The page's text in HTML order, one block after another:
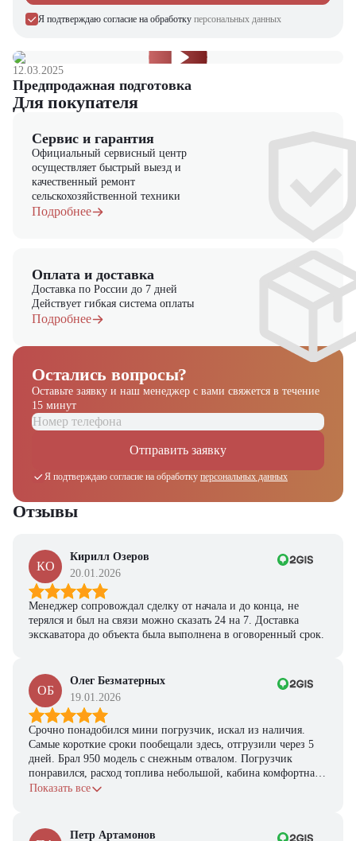
Я подтверждаю согласие на обработку персональных данных
12.03.2025
Предпродажная подготовка
Для покупателя
Сервис и гарантия
Официальный сервисный центр
осуществляет быстрый выезд и
качественный ремонт
сельскохозяйственной техники
Подробнее
Оплата и доставка
Доставка по России до 7 дней
Действует гибкая система оплаты
Подробнее
Остались вопросы?
Оставьте заявку и наш менеджер с вами свяжется в течение
15 минут
Отправить заявку
Я подтверждаю согласие на обработку персональных данных
Отзывы
КО
Кирилл Озеров
20.01.2026
Менеджер сопровождал сделку от начала и до конца, не
терялся и был на связи можно сказать 24 на 7. Доставка
экскаватора до объекта была выполнена в оговоренный срок.
ОБ
Олег Безматерных
19.01.2026
Срочно понадобился мини погрузчик, искал из наличия.
Самые короткие сроки пообещали здесь, отгрузили через 5
дней. Брал 950 модель с снежным отвалом. Погрузчик
понравился, расход топлива небольшой, кабина комфортная,
с задачами справляется.
Показать все
Петр Артамонов